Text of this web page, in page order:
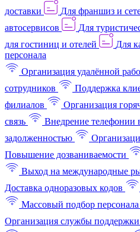
доставки
Для франшиз и
автосервисов
Для
для гостиниц и отелей
Для
персонала
Организация удалённой
сотрудников
Поддержка
филиалов
Организация
связь
Внедрение телефонии
задолженностью
Повышение дозваниваемости
Выход на международные
Доставка одноразовых кодов
Массовый подбор персонала
Организация службы поддержки